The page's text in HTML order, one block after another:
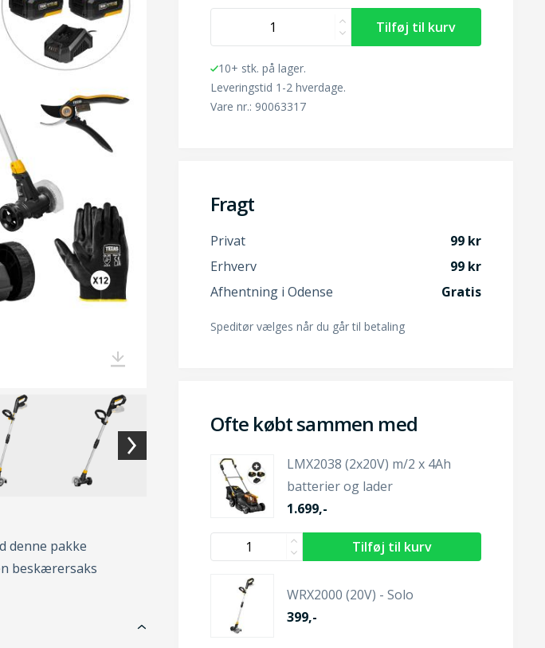
denne pakke
beskærersaks
10+ stk. på lager.
Leveringstid 1-2 hverdage.
Vare nr.: 90063317
Fragt
Privat
99
Erhverv
99
Afhentning i Odense
Gratis
Speditør vælges når du går til betaling
Ofte købt sammen med
LMX2038 (2x20V) m/2 x 4Ah
batterier og lader
1.699,-
WRX2000 (20V) - Solo
399,-